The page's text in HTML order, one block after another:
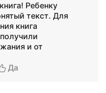
Ребенку
текст. Для
книга
и от
Да